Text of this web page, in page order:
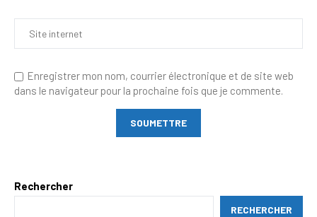
Enregistrer mon nom, courrier électronique et de site web
dans le navigateur pour la prochaine fois que je commente.
Rechercher
RECHERCHER